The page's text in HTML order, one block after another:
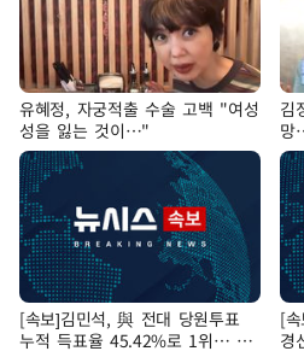
유혜정, 자궁적출 수술 고백 "여성
성을 잃는 것이…"
김
망
[속보]김민석, 與 전대 당원투표
누적 득표율 45.42%로 1위… 정
[
경